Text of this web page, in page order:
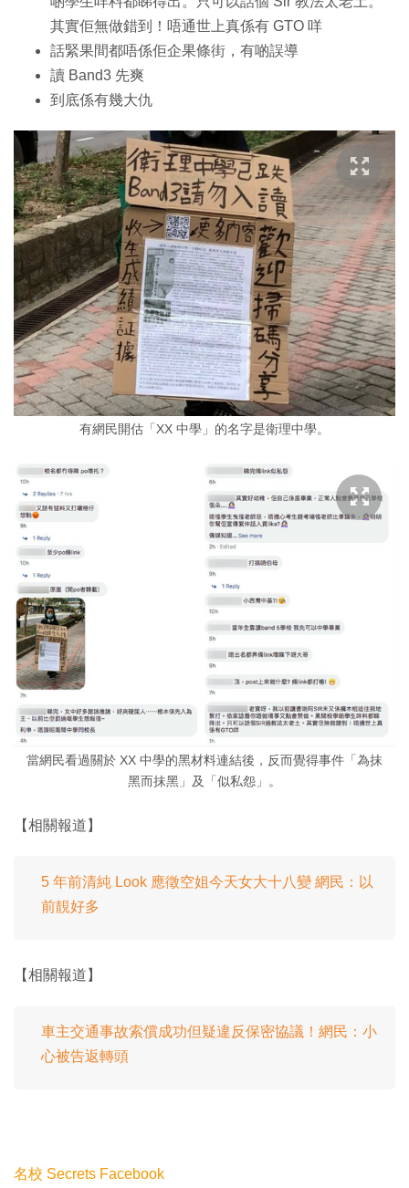
其實佢無做錯到！唔通世上真係有 GTO 咩
話緊果間都唔係佢企果條街，有啲誤導
讀 Band3 先爽
到底係有幾大仇
有網民開估「XX 中學」的名字是衛理中學。
當網民看過關於 XX 中學的黑材料連結後，反而覺得事件「為抹
黑而抹黑」及「似私怨」。
【相關報道】
5 年前清純 Look 應徵空姐今天女大十八變 網民：以
前靚好多
【相關報道】
車主交通事故索償成功但疑違反保密協議！網民：小
心被告返轉頭
名校 Secrets Facebook